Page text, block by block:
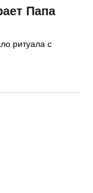
Папа
ритуала с